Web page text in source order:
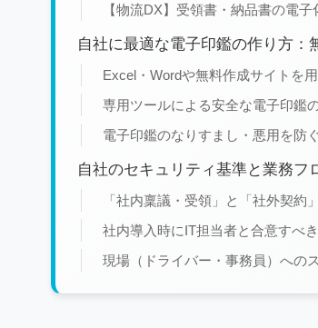
【物流DX】受領書・納品書の電
自社に最適な電子印鑑の作り方
Excel・Wordや無料作成サイトを
専用ツールによる安全な電子印鑑
電子印鑑のなりすまし・悪用を防
自社のセキュリティ基準と業務フ
「社内稟議・受領」と「社外契
社内導入時にIT担当者と合意すべ
現場（ドライバー・事務員）への